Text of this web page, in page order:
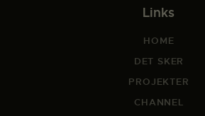
Links
HOME
DET SKER
PROJEKTER
CHANNEL